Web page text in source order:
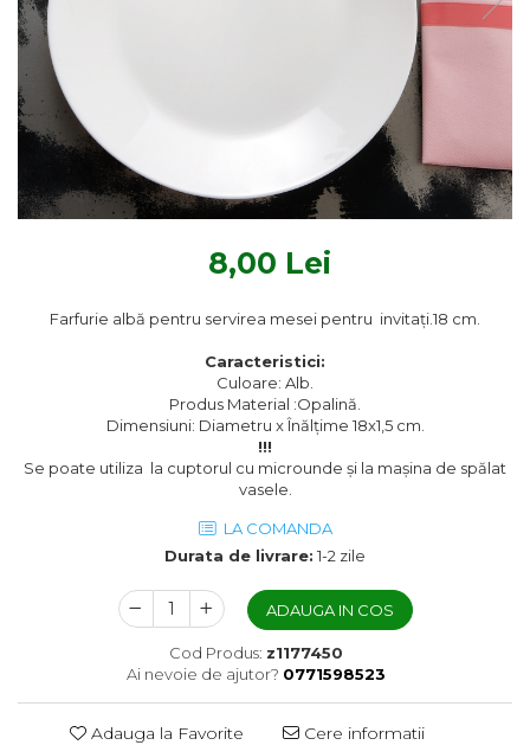
Textile Bucatarie
Fete de masa
Prosoape si lavete
Perne sezut
8,00 Lei
Farfurie albă pentru servirea mesei pentru invitați.18 cm.
Caracteristici:
Culoare: Alb.
Produs Material :Opalină.
Dimensiuni: Diametru x Înălțime 18x1,5 cm.
!!!
Se poate utiliza la cuptorul cu microunde și la mașina de spălat
vasele.
LA COMANDA
Durata de livrare: 1-2 zile
ADAUGA IN COS
Cod Produs: z1177450
Ai nevoie de ajutor? 0771598523
Adauga la Favorite Cere informatii